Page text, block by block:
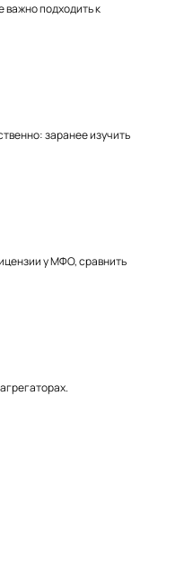
подходить к
заранее изучить
у МФО, сравнить